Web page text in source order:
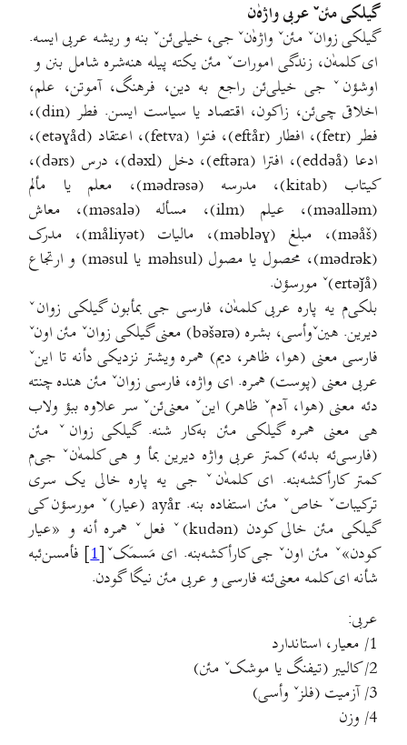
گیلکی مئنˇ عربی واژه‌ٰن
گیلکی زوانˇ مئنˇ واژه‌ٰنˇ جی، خیلی‌ئنˇ بنه و ریشه عربی ایسه.
ای کلمه‌ٰن، زندگی اموراتˇ مئن یکته پیله هنه‌شره شامل بنن و
اوشؤنˇ جی خیلی‌ئن راجع به دین، فرهنگ، آموتن، علم،
اخلاقی چی‌ئن، زاکون، اقتصاد یا سیاست ایسن. فطر (din)،
فطر (fetr)، افطار (eftår)، فتوا (fetva)، اعتقاد (etəɣåd)،
ادعا (eddəå)، افترا (eftəra)، دخل (dəxl)، درس (dərs)،
کیتاب (kitab)، مدرسه (mədrəsə)، معلم یا مألم
(məalləm)، عیلم (ilm)، مسأله (məsalə)، معاش
(məåš)، مبلغ (məbləɣ)، مالیات (måliyət)، مدرک
(mədrək)، محصول یا مصول (məhsul یا məsul) و ارتجاع
(ertəǰå)ˇ مورسؤن.
بلکی‌م یه پاره عربی کلمه‌ٰن، فارسی جی بمأبون گیلکی زوانˇ
دیرین. هینˇوأسی، بشره (bəšərə) معنی گیلکی زوانˇ مئن اونˇ
فارسی معنی (هوا، ظاهر، دیم) همره ویشتر نزدیکی دأنه تا اینˇ
عربی معنی (پوست) همره. ای واژه، فارسی زوانˇ مئن هنده چنته
دئه معنی (هوا، آدمˇ ظاهر) اینˇ معنی‌ئنˇ سر علاوه ببؤ ولاب
هی معنی همره گیلکی مئن به‌کار شنه. گیلکی زوانˇ مئن
(فارسی‌ئه بدئه) کمتر عربی واژه دیرین بمأ و هی کلمه‌ٰنˇ جی‌م
کمتر کارأکشه‌بنه. ای کلمه‌ٰنˇ جی یه پاره خالی یک سری
ترکیباتˇ خاصˇ مئن استفاده بنه. ayår (عیار)ˇ مورسؤن کی
گیلکی مئن خالی کودن (kudən)ˇ فعلˇ همره أنه و «عیار
کودن»ˇ مئن اونˇ جی کارأکشه‌بنه. ای مَسمَکˇ[1] فأمسن‌ئبه
شأنه ای کلمه معنی‌ئنه فارسی و عربی مئن نیگا گودن.
عربی:
1/ معیار، استاندارد
2/ کالیبر (تیفنگ یا موشکˇ مئن)
3/ آزمیت (فلزˇ وأسی)
4/ وزن